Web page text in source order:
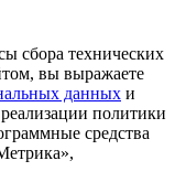
сбора технических
вы выражаете
данных и
политики
средства